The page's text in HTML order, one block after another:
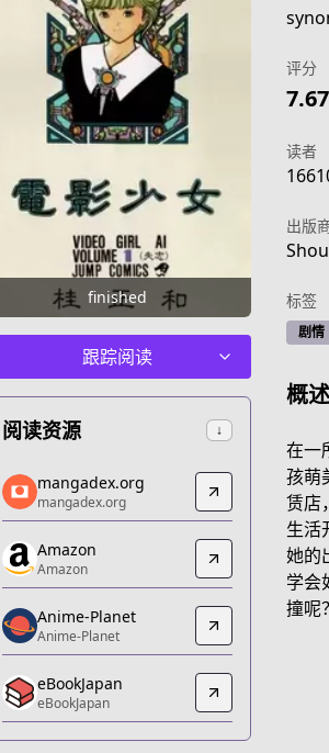
finished
跟踪阅读
阅读资源 ↓
mangadex.org
mangadex.org
https://mangadex.org/title/6d93d9dd-
Amazon
Amazon
https://www.amazon.co.jp/gp/product/
Anime-Planet
Anime-Planet
https://www.anime-planet.com/manga/
eBookJapan
eBookJapan
mangadex.org
mangadex.org
Amazon
Amazon
Anime-Planet
Anime-Planet
eBookJapan
eBookJapan
评分
7.67
读者
出版
标签
剧情
概述
在一
孩萌
赁店
生活
她的
学会
撞呢